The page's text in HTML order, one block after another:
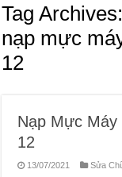
Tag Archives:
nạp mực
12
Nạp Mực
12
13/07/2021 Sửa